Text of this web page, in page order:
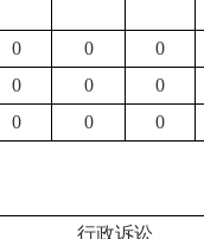
0 0 0
0 0 0
0 0 0
行政诉讼